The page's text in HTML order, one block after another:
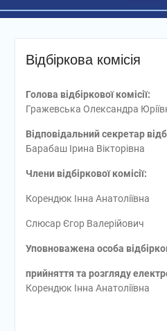
Відбіркова комісія
Голова відбіркової комісії:
Гражевська Олександра
Відповідальний секретар
Барабаш Ірина Вікторівна
Члени
Корендюк Інна Анатоліївна
Слюсар Єгор Валерійович
Уповноважена особа
прийняття та розгляду
Корендюк Інна Анатоліївна